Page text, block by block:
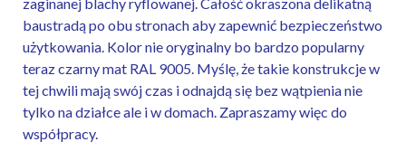
baustradą po obu stronach aby zapewnić bezpieczeństwo
użytkowania. Kolor nie oryginalny bo bardzo popularny
teraz czarny mat RAL 9005. Myślę, że takie konstrukcje w
tej chwili mają swój czas i odnajdą się bez wątpienia nie
tylko na działce ale i w domach. Zapraszamy więc do
współpracy.